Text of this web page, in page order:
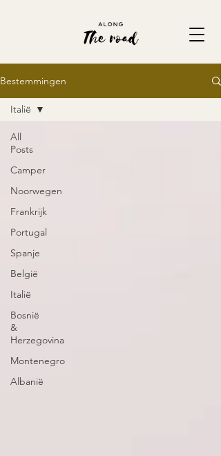
Bestemmingen
All
Posts
Camper
Noorwegen
Frankrijk
Portugal
Spanje
België
Italië
Bosnië
&
Herzegovina
Montenegro
Albanië
Italië